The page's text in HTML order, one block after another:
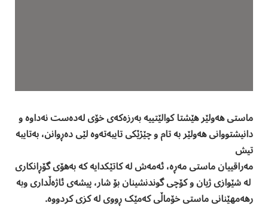
ماستی هەولێر هێشتا کوالێتییە بەرزەکەی خۆی لەدەست نەداوە و
دانیشتووانی هەولێر بە تام و چێژێکی تایبەتەوە لێی دەڕوانن، بەتایبە
تیش
مەراقییان ماستی مەڕە، ئەمەش لە کاتێکدایە کە بەهۆی گۆڕانکاری
لە شێوازی ژیان و کۆچی گوندنشینان بۆ شار، پیشەی ئاژەڵداری وبە
رهەمهێنانی ماستی خۆماڵی کەمێک ڕووی لە کزی کردووە.